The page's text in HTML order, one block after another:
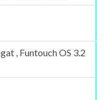
, Funtouch OS 3.2